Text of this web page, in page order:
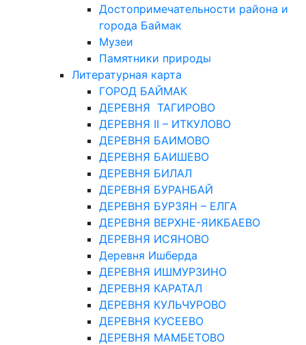
Достопримечательности района и
города Баймак
Музеи
Памятники природы
Литературная карта
ГОРОД БАЙМАК
ДЕРЕВНЯ ТАГИРОВО
ДЕРЕВНЯ II – ИТКУЛОВО
ДЕРЕВНЯ БАИМОВО
ДЕРЕВНЯ БАИШЕВО
ДЕРЕВНЯ БИЛАЛ
ДЕРЕВНЯ БУРАНБАЙ
ДЕРЕВНЯ БУРЗЯН – ЕЛГА
ДЕРЕВНЯ ВЕРХНЕ-ЯИКБАЕВО
ДЕРЕВНЯ ИСЯНОВО
Деревня Ишберда
ДЕРЕВНЯ ИШМУРЗИНО
ДЕРЕВНЯ КАРАТАЛ
ДЕРЕВНЯ КУЛЬЧУРОВО
ДЕРЕВНЯ КУСЕЕВО
ДЕРЕВНЯ МАМБЕТОВО